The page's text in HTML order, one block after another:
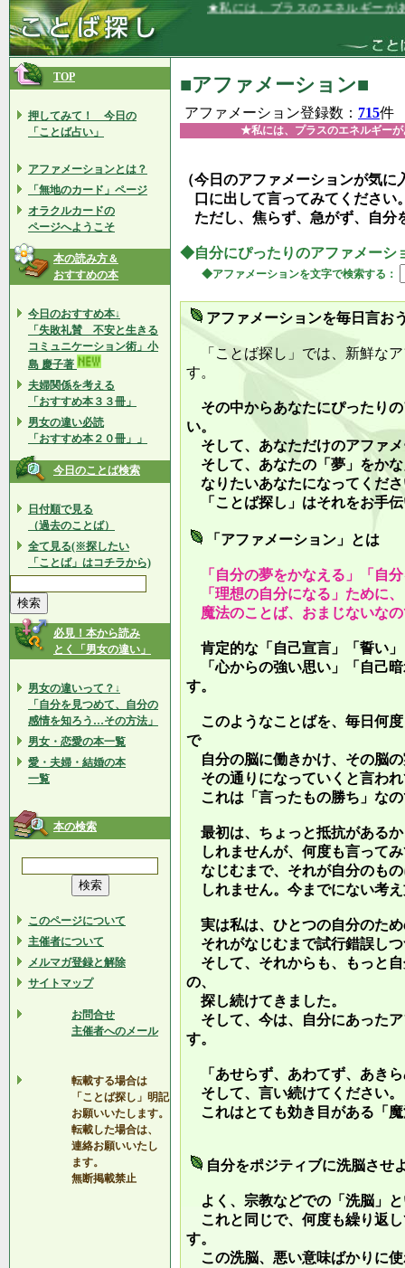
★私には、プラスのエネルギーがあり、
TOP
押してみて！ 今日の
「ことば占い」
アファメーションとは？
「無地のカード」ページ
オラクルカードの
ページへようこそ
本の読み方＆
おすすめの本
今日のおすすめ本↓
「失敗礼賛 不安と生きる
コミュニケーション術」小
島 慶子著
夫婦関係を考える
「おすすめ本３３冊」
男女の違い必読
「おすすめ本２０冊」」
今日のことば検索
日付順で見る
（過去のことば）
全て見る(※探したい
「ことば」はコチラから)
必見！本から読み
とく「男女の違い」
男女の違いって？↓
「自分を見つめて、自分の
感情を知ろう…その方法」
男女・恋愛の本一覧
愛・夫婦・結婚の本
一覧
本の検索
このページについて
主催者について
メルマガ登録と解除
サイトマップ
お問合せ
主催者へのメール
転載する場合は
「ことば探し」明記
お願いいたします。
転載した場合は、
連絡お願いいたし
ます。
無断掲載禁止
■アファメーション■
アファメーション登録数： 715件
★私には、プラスのエネルギー
（今日のアファメーションが気
口に出して言ってみてください
ただし、焦らず、急がず、自分
◆自分にぴったりのアファメーシ
◆アファメーションを文字で検索する：
アファメーションを毎日言お
「ことば探し」では、新鮮な
す。
その中からあなたにぴったり
い。
そして、あなただけのアファ
そして、あなたの「夢」をか
なりたいあなたになってくだ
「ことば探し」はそれをお手
「アファメーション」とは
「自分の夢をかなえる」「自
「理想の自分になる」ために
魔法のことば、おまじないな
肯定的な「自己宣言」「誓い
「心からの強い思い」「自己
す。
このようなことばを、毎日何
で
自分の脳に働きかけ、その脳
その通りになっていくと言わ
これは「言ったもの勝ち」な
最初は、ちょっと抵抗がある
しれませんが、何度も言って
なじむまで、それが自分のも
しれません。今までにない考
実は私は、ひとつの自分のた
それがなじむまで試行錯誤し
そして、それからも、もっと
の、
探し続けてきました。
そして、今は、自分にあった
す。
「あせらず、あわてず、あき
そして、言い続けてください。
これはとても効き目がある「
自分をポジティブに洗脳させ
よく、宗教などでの「洗脳」
これと同じで、何度も繰り返
す。
この洗脳、悪い意味ばかりに